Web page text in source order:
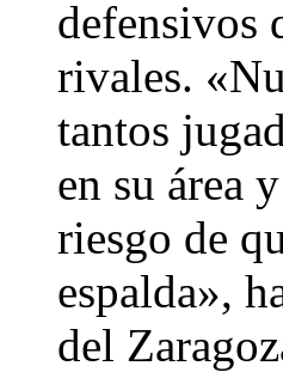
defensivos
rivales.
tantos
en su área
riesgo de
espalda»,
del